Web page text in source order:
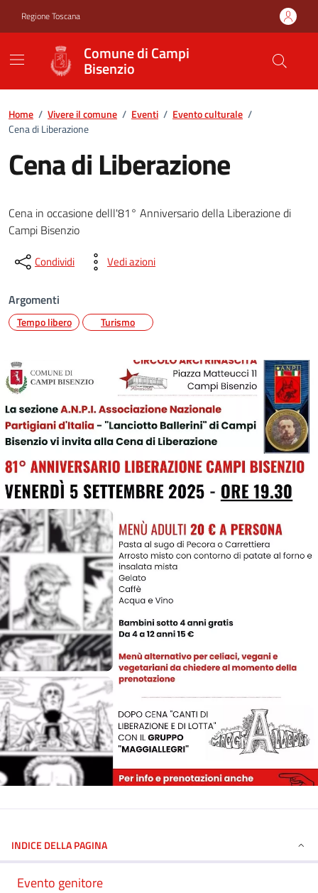
Regione Toscana
Comune di Campi
Bisenzio
Home / Vivere il comune / Eventi / Evento culturale /
Cena di Liberazione
Cena di Liberazione
Cena in occasione delll'81° Anniversario della Liberazione di
Campi Bisenzio
Condividi Vedi azioni
Argomenti
Tempo libero Turismo
INDICE DELLA PAGINA
Evento genitore